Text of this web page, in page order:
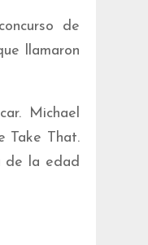
de
llamaron
Michael
Take That.
de la edad